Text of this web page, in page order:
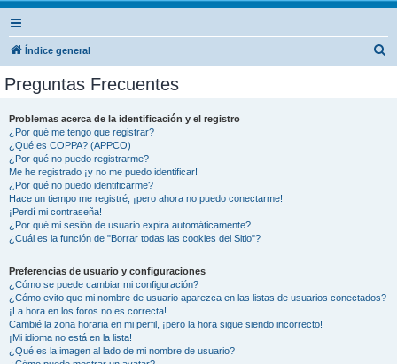
Índice general
Preguntas Frecuentes
Problemas acerca de la identificación y el registro
¿Por qué me tengo que registrar?
¿Qué es COPPA? (APPCO)
¿Por qué no puedo registrarme?
Me he registrado ¡y no me puedo identificar!
¿Por qué no puedo identificarme?
Hace un tiempo me registré, ¡pero ahora no puedo conectarme!
¡Perdí mi contraseña!
¿Por qué mi sesión de usuario expira automáticamente?
¿Cuál es la función de "Borrar todas las cookies del Sitio"?
Preferencias de usuario y configuraciones
¿Cómo se puede cambiar mi configuración?
¿Cómo evito que mi nombre de usuario aparezca en las listas de usuarios conectados?
¡La hora en los foros no es correcta!
Cambié la zona horaria en mi perfil, ¡pero la hora sigue siendo incorrecto!
¡Mi idioma no está en la lista!
¿Qué es la imagen al lado de mi nombre de usuario?